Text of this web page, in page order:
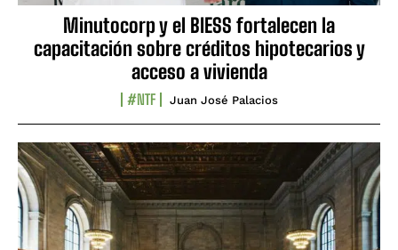
Minutocorp y el BIESS fortalecen la
capacitación sobre créditos hipotecarios y
acceso a vivienda
#NTF Juan José Palacios